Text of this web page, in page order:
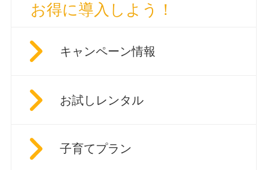
お得に導入しよう！
キャンペーン情報
お試しレンタル
子育てプラン